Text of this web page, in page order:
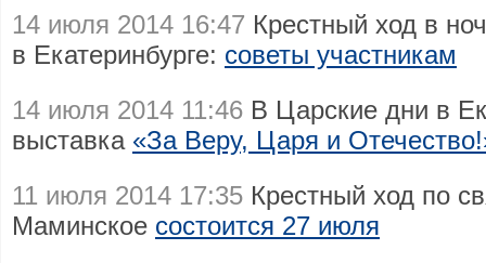
14 июля 2014 16:47 Крестный ход в
в Екатеринбурге: советы участникам
14 июля 2014 11:46 В Царские дни в
выставка «За Веру, Царя и
11 июля 2014 17:35 Крестный ход по
Маминское состоится 27 июля